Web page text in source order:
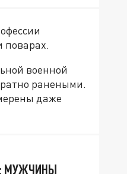
поварах.
военной
ранеными.
даже
МУЖЧИНЫ